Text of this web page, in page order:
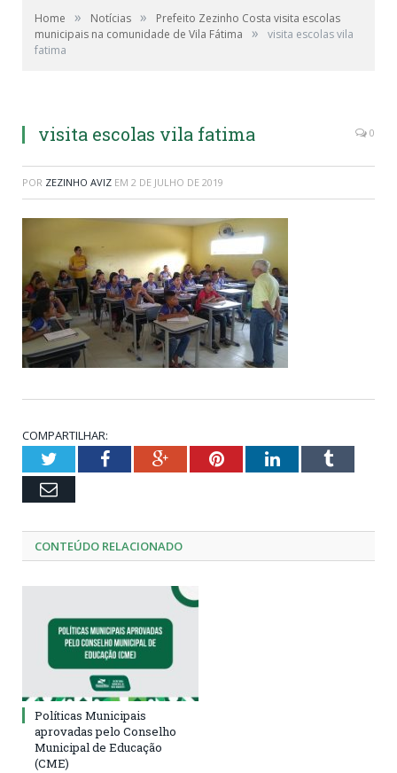
Home » Notícias »
Prefeito Zezinho Costa visita escolas
municipais na comunidade de Vila Fátima
»
visita escolas vila
fatima
visita escolas vila fatima 0
POR ZEZINHO AVIZ EM 2 DE JULHO DE 2019
COMPARTILHAR:
TwitterFacebookGoogle+PinterestLinkedInTumblr
Email
CONTEÚDO RELACIONADO
Políticas Municipais
aprovadas pelo Conselho
Municipal de Educação
(CME)